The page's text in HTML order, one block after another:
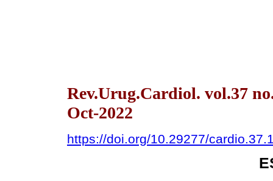
Rev.Urug.Cardiol. vol.37
Oct-2022
https://doi.org/10.29277/